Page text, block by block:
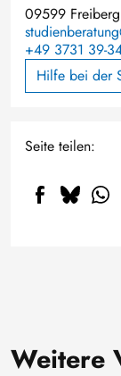
09599 Freiberg
+49 3731 39-
Hilfe bei der
Seite teilen:
Weitere